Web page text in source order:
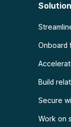
Onboard
Build
Secure
Work on